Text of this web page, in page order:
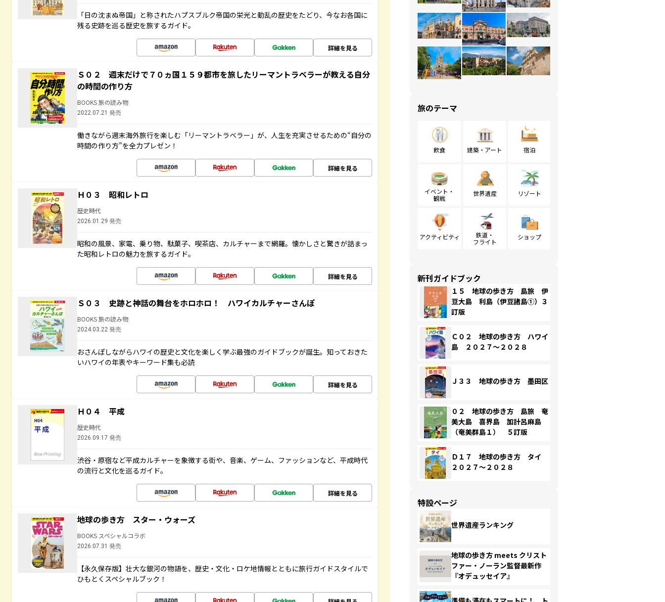
「日の沈まぬ帝国」と称されたハプスブルク帝国の栄光と動乱の歴史をたどり、今なお各国に
残る史跡を巡る歴史を旅するガイド。
詳細を見る
Ｓ０２ 週末だけで７０ヵ国１５９都市を旅したリーマントラベラーが教える自分
の時間の作り方
BOOKS 旅の読み物
2022.07.21 発売
働きながら週末海外旅行を楽しむ「リーマントラベラー」が、人生を充実させるための“自分の
時間の作り方”を全力プレゼン！
詳細を見る
Ｈ０３ 昭和レトロ
歴史時代
2026.01.29 発売
昭和の風景、家電、乗り物、駄菓子、喫茶店、カルチャーまで網羅。懐かしさと驚きが詰まっ
た昭和レトロの魅力を旅するガイド。
詳細を見る
Ｓ０３ 史跡と神話の舞台をホロホロ！ ハワイカルチャーさんぽ
BOOKS 旅の読み物
2024.03.22 発売
おさんぽしながらハワイの歴史と文化を楽しく学ぶ最強のガイドブックが誕生。知っておきた
いハワイの年表やキーワード集も必読
詳細を見る
Ｈ０４ 平成
歴史時代
2026.09.17 発売
渋谷・原宿など平成カルチャーを象徴する街や、音楽、ゲーム、ファッションなど、平成時代
の流行と文化を巡るガイド。
詳細を見る
地球の歩き方 スター・ウォーズ
BOOKS スペシャルコラボ
2026.07.31 発売
【永久保存版】壮大な銀河の物語を、歴史・文化・ロケ地情報とともに旅行ガイドスタイルで
ひもとくスペシャルブック！
旅のテーマ
飲食 建築・アート 宿泊
イベント・
観戦
世界遺産 リゾート
アクティビティ
鉄道・
フライト
ショップ
新刊ガイドブック
１５ 地球の歩き方 島旅 伊
豆大島 利島（伊豆諸島①）３
訂版
Ｃ０２ 地球の歩き方 ハワイ
島 ２０２７～２０２８
Ｊ３３ 地球の歩き方 墨田区
０２ 地球の歩き方 島旅 奄
美大島 喜界島 加計呂麻島
（奄美群島１） ５訂版
Ｄ１７ 地球の歩き方 タイ
２０２７～２０２８
特設ページ
世界遺産ランキング
地球の歩き方 meets クリスト
ファー・ノーラン監督最新作
『オデュッセイア』